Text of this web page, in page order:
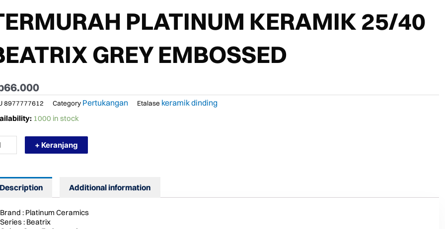
PLATINUM KERAMIK 25/40
GREY EMBOSSED
66.000
8977777612 Category Pertukangan Etalase keramik dinding
1000 in stock
+ Keranjang
Description Additional information
Brand : Platinum Ceramics
Series : Beatrix